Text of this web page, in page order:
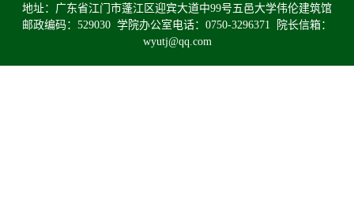
地址：广东省江门市蓬江区迎宾大道中99号五邑大学伟伦建筑馆
邮政编码：529030 学院办公室电话：0750-3296371 院长信箱：
wyutj@qq.com